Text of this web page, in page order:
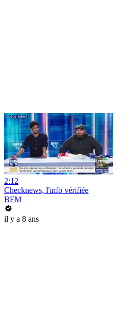
2:12
Checknews, l'info vérifiée
BFM
il y a 8 ans